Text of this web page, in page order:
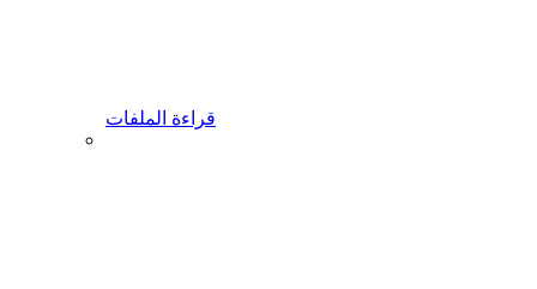
قراءة الملفات